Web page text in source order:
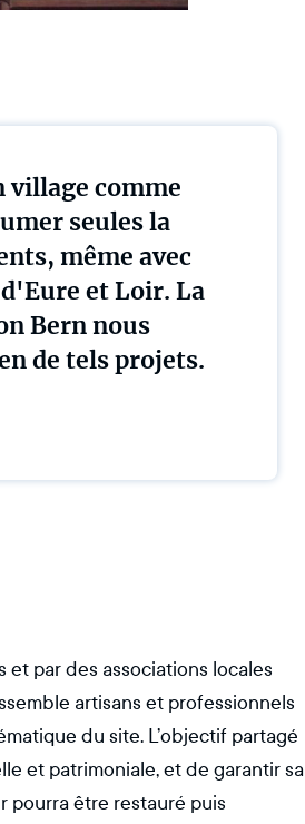
village comme
seules la
même avec
et Loir. La
Bern nous
de tels projets.
et par des associations locales
artisans et professionnels
du site. L’objectif partagé
et patrimoniale, et de garantir sa
pourra être restauré puis